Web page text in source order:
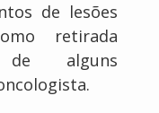
de lesões
retirada
alguns